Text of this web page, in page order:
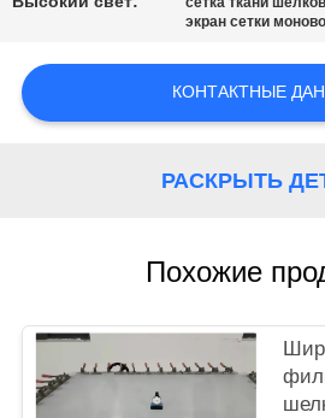
САЙТА
экран сетки
КОНТАКТНЫЕ
РАСКРЫТЬ
Похожие